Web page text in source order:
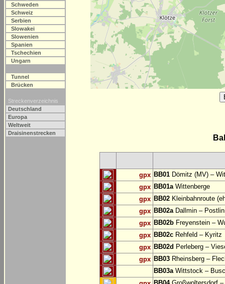
Schweden
Schweiz
Serbien
Slowakei
Slowenien
Spanien
Tschechien
Ungarn
Tunnel
Brücken
Streckenverzeichnis
Deutschland
Europa
Weltweit
Draisinenstrecken
gpx BB01 Dömitz (MV) –
gpx BB01aWittenberge
gpx BB02 Kleinbahnroute
gpx BB02aDallmin –
gpx BB02b Freyenstein –
gpx BB02c Rehfeld – Kyritz
gpx BB02d Perleberg –
gpx BB03 Rheinsberg –
BB03aWittstock –